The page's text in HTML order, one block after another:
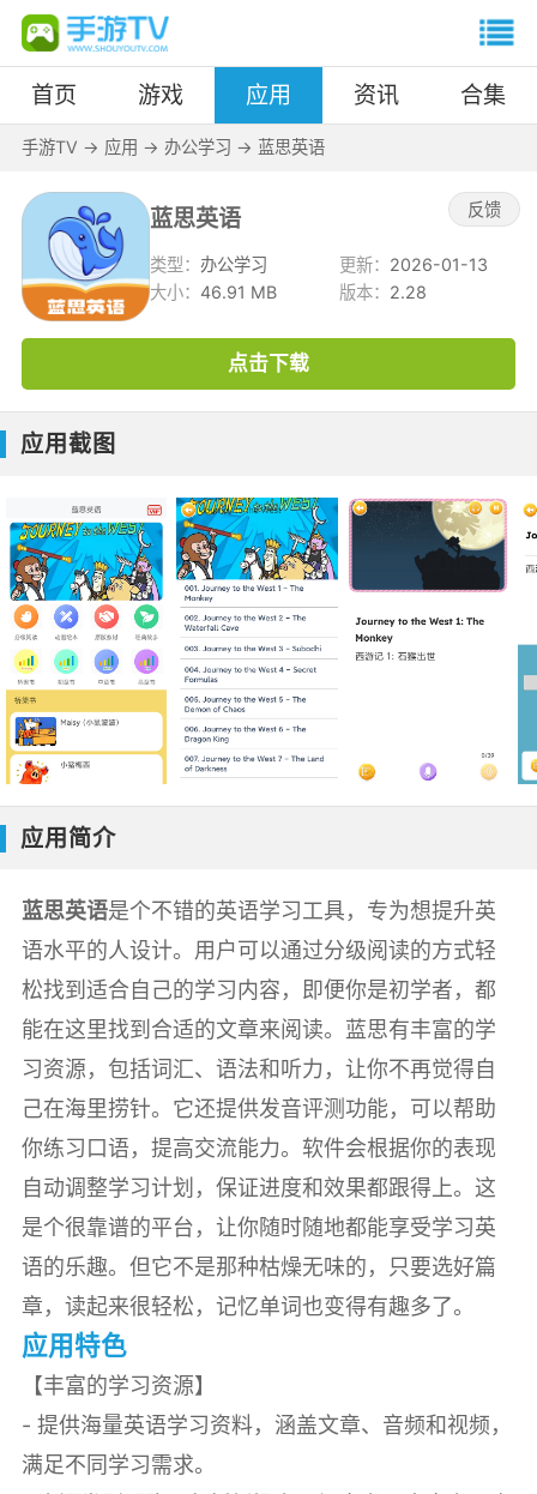
首页 游戏 应用 资讯 合集
手游TV -> 应用 -> 办公学习 -> 蓝思英语
蓝思英语 反馈
类型：办公学习 更新： 2026-01-13
大小： 46.91 MB 版本： 2.28
点击下载
应用截图
应用简介
蓝思英语是个不错的英语学习工具，专为想提升英
语水平的人设计。用户可以通过分级阅读的方式轻
松找到适合自己的学习内容，即便你是初学者，都
能在这里找到合适的文章来阅读。蓝思有丰富的学
习资源，包括词汇、语法和听力，让你不再觉得自
己在海里捞针。它还提供发音评测功能，可以帮助
你练习口语，提高交流能力。软件会根据你的表现
自动调整学习计划，保证进度和效果都跟得上。这
是个很靠谱的平台，让你随时随地都能享受学习英
语的乐趣。但它不是那种枯燥无味的，只要选好篇
章，读起来很轻松，记忆单词也变得有趣多了。
应用特色
【丰富的学习资源】
- 提供海量英语学习资料，涵盖文章、音频和视频，
满足不同学习需求。